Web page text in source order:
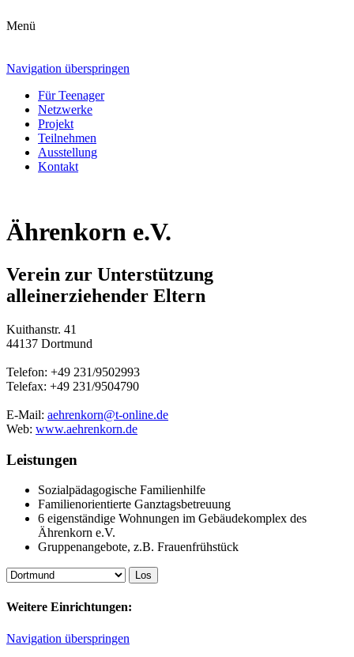
Menü
Navigation überspringen
Für Teenager
Netzwerke
Projekt
Teilnehmen
Ausstellung
Kontakt
Ährenkorn e.V.
Verein zur Unterstützung
alleinerziehender Eltern
Kuithanstr. 41
44137 Dortmund
Telefon: +49 231/9502993
Telefax: +49 231/9504790
E-Mail: aehrenkorn@t-online.de
Web: www.aehrenkorn.de
Leistungen
Sozialpädagogische Familienhilfe
Familienorientierte Ganztagsbetreuung
6 eigenständige Wohnungen im Gebäudekomplex des
Ährenkorn e.V.
Gruppenangebote, z.B. Frauenfrühstück
Weitere Einrichtungen:
Navigation überspringen